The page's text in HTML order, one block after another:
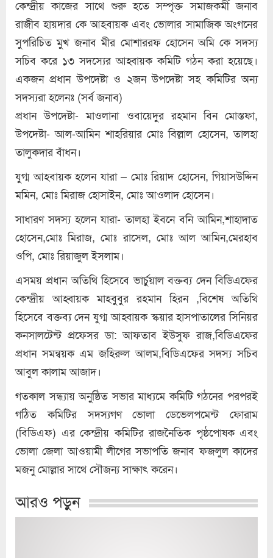
কেন্দ্রীয় কাজের সাথে শুরু হতে সম্পৃক্ত সমাজকর্মী জনাব
রাজীব হায়দার কে আহবায়ক এবং ভোলার সামাজিক অংগনের
সুপরিচিত মুখ জনাব মীর মোশাররফ হোসেন অমি কে সদস্য
সচিব করে ১৩ সদস্যের আহ্বায়ক কমিটি গঠন করা হয়েছে।
একজন প্রধান উপদেষ্টা ও ২জন উপদেষ্টা সহ কমিটির অন্য
সদস্যরা হলেনঃ (সর্ব জনাব)
প্রধান উপদেষ্টা- মাওলানা ওবায়েদুর রহমান বিন মোস্তফা,
উপদেষ্টা- আল-আমিন শাহরিয়ার মোঃ বিল্লাল হোসেন, তালহা
তালুকদার বাঁধন।
যুগ্ম আহবায়ক হলেন যারা – মোঃ রিয়াদ হোসেন, গিয়াসউদ্দিন
মমিন, মোঃ মিরাজ হোসাইন, মোঃ আওলাদ হোসেন।
সাধারণ সদস্য হলেন যারা- তালহা ইবনে বনি আমিন,শাহাদাত
হোসেন,মোঃ মিরাজ, মোঃ রাসেল, মোঃ আল আমিন,মেরহাব
ওপি, মোঃ রিয়াজুল ইসলাম।
এসময় প্রধান অতিথি হিসেবে ভার্চুয়াল বক্তব্য দেন বিডিএফের
কেন্দ্রীয় আহ্বায়ক মাহবুবুর রহমান হিরন ,বিশেষ অতিথি
হিসেবে বক্তব্য দেন যুগ্ম আহ্বায়ক স্কয়ার হাসপাতালের সিনিয়র
কনসালটেন্ট প্রফেসর ডা: আফতাব ইউসুফ রাজ,বিডিএফের
প্রধান সমন্বয়ক এম জহিরুল আলম,বিডিএফের সদস্য সচিব
আবুল কালাম আজাদ।
গতকাল সন্ধ্যায় অনু্ষ্ঠিত সভার মাধ্যমে কমিটি গঠনের পরপরই
গঠিত কমিটির সদস্যগণ ভোলা ডেভেলপমেন্ট ফোরাম
(বিডিএফ) এর কেন্দ্রীয় কমিটির রাজনৈতিক পৃষ্ঠপোষক এবং
ভোলা জেলা আওয়ামী লীগের সভাপতি জনাব ফজলুল কাদের
মজনু মোল্লার সাথে সৌজন্য সাক্ষাৎ করেন।
আরও পড়ুন